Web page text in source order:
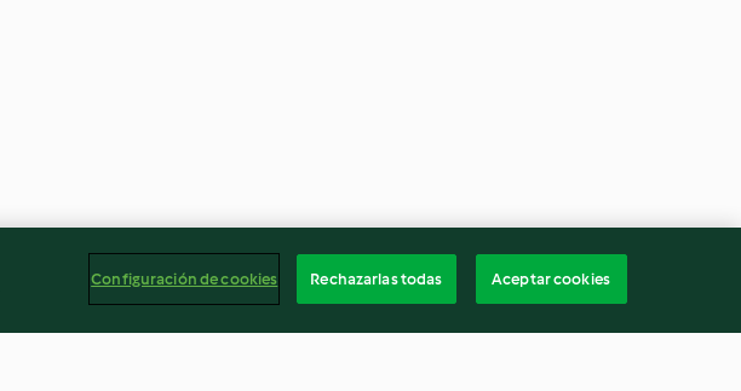
Configuración de cookies Rechazarlas todas Aceptar cookies